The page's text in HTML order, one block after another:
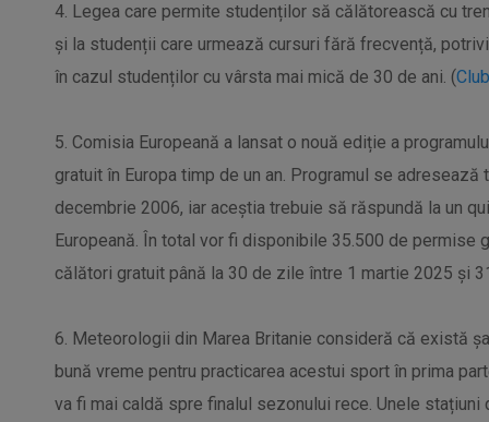
4. Legea care permite studenților să călătorească cu
și la studenții care urmează cursuri fără frecvență,
în cazul studenților cu vârsta mai mică de 30 de ani. (
5. Comisia Europeană a lansat o nouă ediție a
gratuit în Europa timp de un an. Programul se
decembrie 2006, iar aceștia trebuie să răspundă la un
Europeană. În total vor fi disponibile 35.500 de permise
călători gratuit până la 30 de zile între 1 martie 2025 și
6. Meteorologii din Marea Britanie consideră că există
bună vreme pentru practicarea acestui sport în prima
va fi mai caldă spre finalul sezonului rece. Unele stațiuni